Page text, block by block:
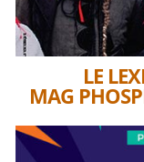
LE
MAG